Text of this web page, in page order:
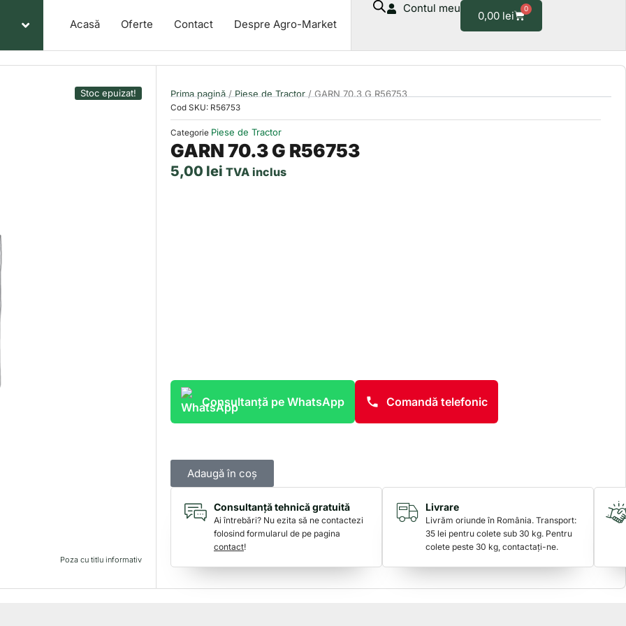
Acasă Oferte Contact Despre Agro-Market
Contul meu
0,00 lei
0
Cart
Stoc epuizat!
Poza cu titlu informativ
Prima pagină / Piese de Tractor / GARN 70.3 G R56753
Cod SKU: R56753
Categorie Piese de Tractor
GARN 70.3 G R56753
5,00 lei TVA inclus
Consultanță pe WhatsApp Comandă telefonic
Adaugă în coș
Consultanță tehnică gratuită
Ai întrebări? Nu ezita să ne contactezi
folosind formularul de pe pagina
contact!
Livrare
Livrăm oriunde în România. Transport:
35 lei pentru colete sub 30 kg. Pentru
colete peste 30 kg, contactați-ne.